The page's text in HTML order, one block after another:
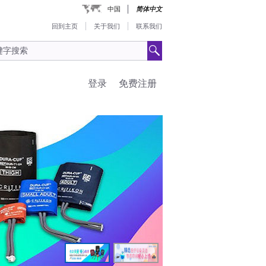
中国 简体中文
回到主页 关于我们 联系我们
免费注册
登录